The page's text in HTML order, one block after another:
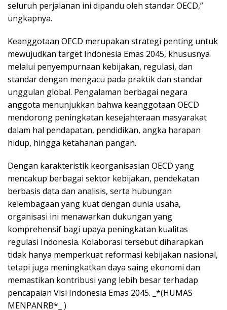
seluruh perjalanan ini dipandu oleh standar OECD,”
ungkapnya.
Keanggotaan OECD merupakan strategi penting untuk
mewujudkan target Indonesia Emas 2045, khususnya
melalui penyempurnaan kebijakan, regulasi, dan
standar dengan mengacu pada praktik dan standar
unggulan global. Pengalaman berbagai negara
anggota menunjukkan bahwa keanggotaan OECD
mendorong peningkatan kesejahteraan masyarakat
dalam hal pendapatan, pendidikan, angka harapan
hidup, hingga ketahanan pangan.
Dengan karakteristik keorganisasian OECD yang
mencakup berbagai sektor kebijakan, pendekatan
berbasis data dan analisis, serta hubungan
kelembagaan yang kuat dengan dunia usaha,
organisasi ini menawarkan dukungan yang
komprehensif bagi upaya peningkatan kualitas
regulasi Indonesia. Kolaborasi tersebut diharapkan
tidak hanya memperkuat reformasi kebijakan nasional,
tetapi juga meningkatkan daya saing ekonomi dan
memastikan kontribusi yang lebih besar terhadap
pencapaian Visi Indonesia Emas 2045. _*(HUMAS
MENPANRB*_ )